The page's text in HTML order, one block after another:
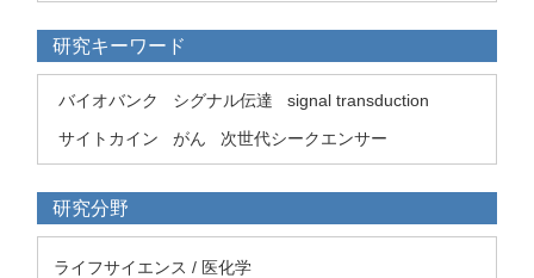
研究キーワード
バイオバンク シグナル伝達
signal transduction
サイトカイン
がん 次世代シークエンサー
研究分野
ライフサイエンス / 医化学